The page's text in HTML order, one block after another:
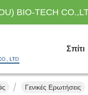
BIO-TECH
Σπίτι
Γενικές Ερωτήσεις